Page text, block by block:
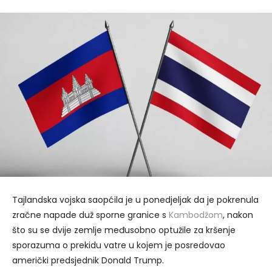
Tajlandska vojska saopćila je u ponedjeljak da je pokrenula
zračne napade duž sporne granice s Kambodžom, nakon
što su se dvije zemlje međusobno optužile za kršenje
sporazuma o prekidu vatre u kojem je posredovao
američki predsjednik Donald Trump.